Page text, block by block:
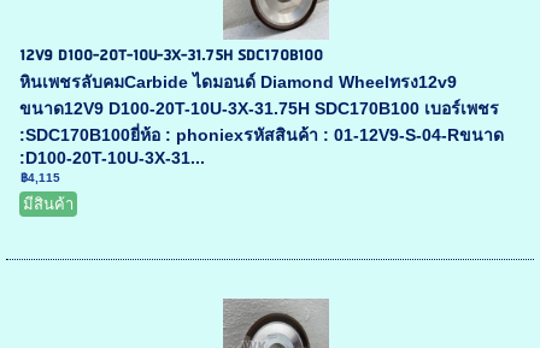
12V9 D100-20T-10U-3X-31.75H SDC170B100
หินเพชรลับคมCarbide ไดมอนด์ Diamond Wheelทรง12v9
ขนาด12V9 D100-20T-10U-3X-31.75H SDC170B100 เบอร์เพชร
:SDC170B100ยี่ห้อ : phoniexรหัสสินค้า : 01-12V9-S-04-Rขนาด
:D100-20T-10U-3X-31...
฿4,115
มีสินค้า